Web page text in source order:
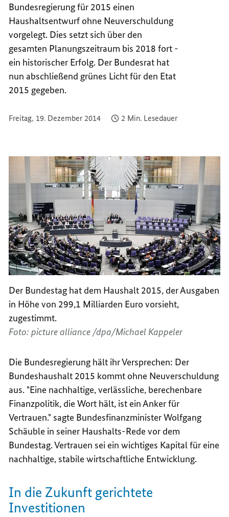
Bundesregierung für 2015 einen
Haushaltsentwurf ohne Neuverschuldung
vorgelegt. Dies setzt sich über den
gesamten Planungszeitraum bis 2018 fort -
ein historischer Erfolg. Der Bundesrat hat
nun abschließend grünes Licht für den Etat
2015 gegeben.
Freitag, 19. Dezember 2014 2 Min. Lesedauer
Der Bundestag hat dem Haushalt 2015, der Ausgaben
in Höhe von 299,1 Milliarden Euro vorsieht,
zugestimmt.
Foto: picture alliance /dpa/Michael Kappeler
Die Bundesregierung hält ihr Versprechen: Der
Bundeshaushalt 2015 kommt ohne Neuverschuldung
aus. "Eine nachhaltige, verlässliche, berechenbare
Finanzpolitik, die Wort hält, ist ein Anker für
Vertrauen." sagte Bundesfinanzminister Wolfgang
Schäuble in seiner Haushalts-Rede vor dem
Bundestag. Vertrauen sei ein wichtiges Kapital für eine
nachhaltige, stabile wirtschaftliche Entwicklung.
In die Zukunft gerichtete
Investitionen